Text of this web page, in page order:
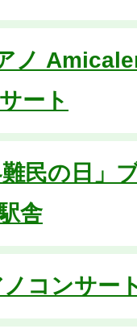
ノ
ート
民の日」
舎
コンサー